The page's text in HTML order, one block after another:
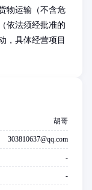
物运输（不含危
依法须经批准的
，具体经营项目
胡哥
303810637@qq.com
-
-